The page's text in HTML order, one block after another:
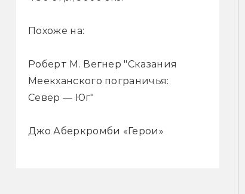
Похоже на:
Роберт М. Вегнер "Сказания
Меекханского пограничья:
Север — Юг"
Джо Аберкромби «Герои»